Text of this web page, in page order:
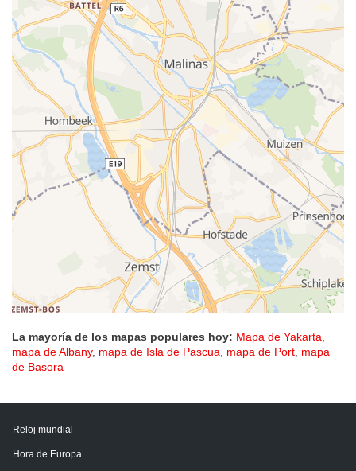
La mayoría de los mapas populares hoy: Mapa de Yakarta,
mapa de Albany, mapa de Isla de Pascua, mapa de Port, mapa
de Basora
Reloj mundial
Hora de Europa